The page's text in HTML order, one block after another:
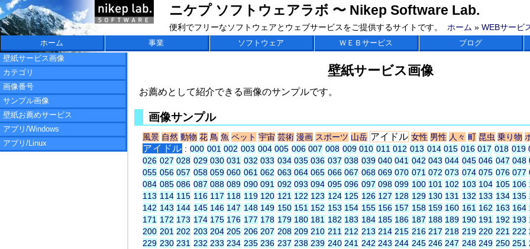
ニケプ ソフトウェアラボ 〜 Nikep Software Lab.
便利でフリーなソフトウェアとウェブサービスをご提供するサイトです。 ホーム »WEBサービ
ホーム 事業 ソフトウェア ＷＥＢサービス
ブログ
壁紙サービス画像
カテゴリ
画像番号
サンプル画像
壁紙お薦めサービス
アプリ/Windows
アプリ/Linux
壁紙サービス画像
お薦めとして紹介できる画像のサンプルです。
画像サンプル
風景 自然 動物 花 鳥 魚 ペット 宇宙 芸術 漫画 スポーツ 山岳 アイドル 女性 男性 人々 町 昆虫 乗り物
アイドル :000 001 002 003 004 005 006 007 008 009 010 011 012 013 014 015 016 017 018 019
026 027 028 029 030 031 032 033 034 035 036 037 038 039 040 041 042 043 044 045 046 047 048
055 056 057 058 059 060 061 062 063 064 065 066 067 068 069 070 071 072 073 074 075 076 077
084 085 086 087 088 089 090 091 092 093 094 095 096 097 098 099 100 101 102 103 104 105 106
113 114 115 116 117 118 119 120 121 122 123 124 125 126 127 128 129 130 131 132 133 134 135
142 143 144 145 146 147 148 149 150 151 152 153 154 155 156 157 158 159 160 161 162 163 164
171 172 173 174 175 176 177 178 179 180 181 182 183 184 185 186 187 188 189 190 191 192 193
200 201 202 203 204 205 206 207 208 209 210 211 212 213 214 215 216 217 218 219 220 221 222
229 230 231 232 233 234 235 236 237 238 239 240 241 242 243 244 245 246 247 248 249 250 251